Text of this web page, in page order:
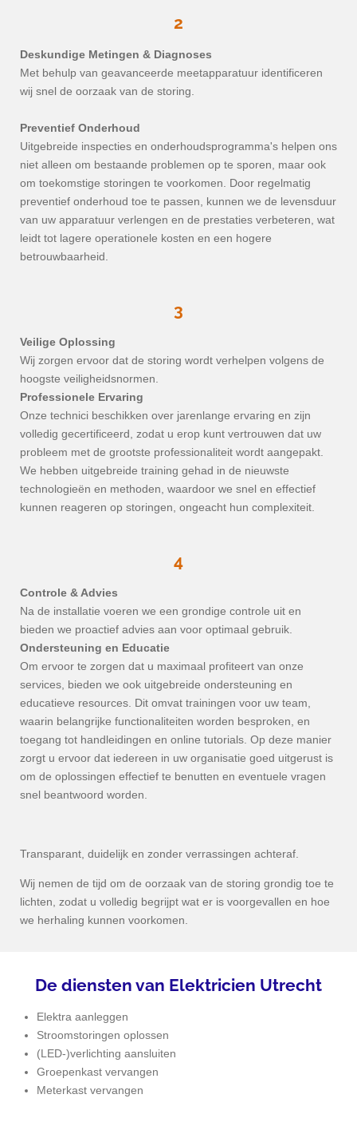
2
Deskundige Metingen & Diagnoses
Met behulp van geavanceerde meetapparatuur identificeren
wij snel de oorzaak van de storing.
Preventief Onderhoud
Uitgebreide inspecties en onderhoudsprogramma's helpen ons
niet alleen om bestaande problemen op te sporen, maar ook
om toekomstige storingen te voorkomen. Door regelmatig
preventief onderhoud toe te passen, kunnen we de levensduur
van uw apparatuur verlengen en de prestaties verbeteren, wat
leidt tot lagere operationele kosten en een hogere
betrouwbaarheid.
3
Veilige Oplossing
Wij zorgen ervoor dat de storing wordt verhelpen volgens de
hoogste veiligheidsnormen.
Professionele Ervaring
Onze technici beschikken over jarenlange ervaring en zijn
volledig gecertificeerd, zodat u erop kunt vertrouwen dat uw
probleem met de grootste professionaliteit wordt aangepakt.
We hebben uitgebreide training gehad in de nieuwste
technologieën en methoden, waardoor we snel en effectief
kunnen reageren op storingen, ongeacht hun complexiteit.
4
Controle & Advies
Na de installatie voeren we een grondige controle uit en
bieden we proactief advies aan voor optimaal gebruik.
Ondersteuning en Educatie
Om ervoor te zorgen dat u maximaal profiteert van onze
services, bieden we ook uitgebreide ondersteuning en
educatieve resources. Dit omvat trainingen voor uw team,
waarin belangrijke functionaliteiten worden besproken, en
toegang tot handleidingen en online tutorials. Op deze manier
zorgt u ervoor dat iedereen in uw organisatie goed uitgerust is
om de oplossingen effectief te benutten en eventuele vragen
snel beantwoord worden.
Transparant, duidelijk en zonder verrassingen achteraf.
Wij nemen de tijd om de oorzaak van de storing grondig toe te
lichten, zodat u volledig begrijpt wat er is voorgevallen en hoe
we herhaling kunnen voorkomen.
De diensten van Elektricien Utrecht
Elektra aanleggen
Stroomstoringen oplossen
(LED-)verlichting aansluiten
Groepenkast vervangen
Meterkast vervangen